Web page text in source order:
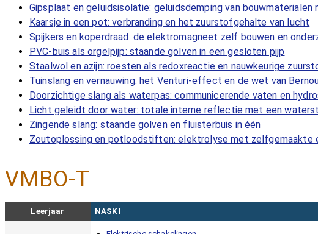
Gipsplaat en geluidsisolatie: geluidsdemping van bouwmaterialen
Kaarsje in een pot: verbranding en het zuurstofgehalte van lucht
Spijkers en koperdraad: de elektromagneet zelf bouwen en
PVC-buis als orgelpijp: staande golven in een gesloten pijp
Staalwol en azijn: roesten als redoxreactie en nauwkeurige
Tuinslang en vernauwing: het Venturi-effect en de wet van
Doorzichtige slang als waterpas: communicerende vaten en
Licht geleidt door water: totale interne reflectie met een
Zingende slang: staande golven en fluisterbuis in één
Zoutoplossing en potloodstiften: elektrolyse met zelfgemaakte
VMBO-T
Leerjaar NASK I